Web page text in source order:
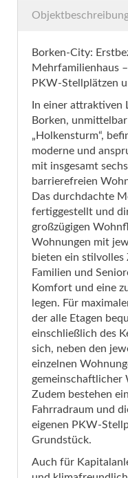
Borken-City:
Mehrfamilienhaus
PKW-Stellplätzen
In einer attraktiven
Borken,
„Holkensturm“,
moderne und
mit insgesamt
barrierefreien
Das durchdachte
fertiggestellt und
großzügigen
Wohnungen mit
bieten ein stilvolles
Familien und
Komfort und eine
legen. Für
der alle Etagen
einschließlich des
sich, neben den
einzelnen
gemeinschaftlicher
Zudem bestehen
Fahrradraum und
eigenen PKW-
Grundstück.
Auch für